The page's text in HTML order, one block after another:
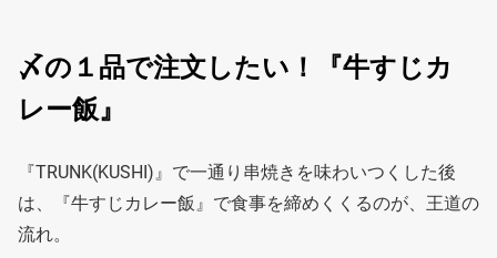
〆の１品で注文したい！『牛すじカ
レー飯』
『TRUNK(KUSHI)』で一通り串焼きを味わいつくした後
は、『牛すじカレー飯』で食事を締めくくるのが、王道の
流れ。